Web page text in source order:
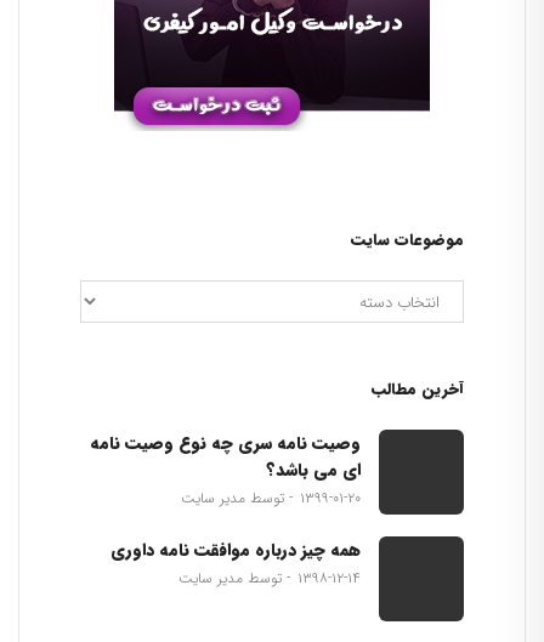
موضوعات سایت
آخرین مطالب
وصیت نامه سری چه نوع وصیت نامه
ای می باشد؟
۱۳۹۹-۰۱-۲۰ توسط مدیر سایت
همه چیز درباره موافقت نامه داوری
۱۳۹۸-۱۲-۱۴ توسط مدیر سایت